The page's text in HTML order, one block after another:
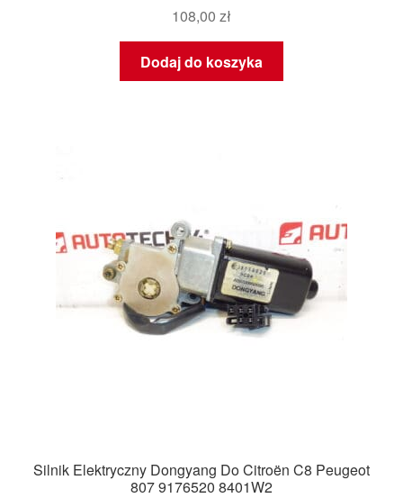
108,00 zł
Dodaj do koszyka
Silnik Elektryczny Dongyang Do Citroën C8 Peugeot
807 9176520 8401W2